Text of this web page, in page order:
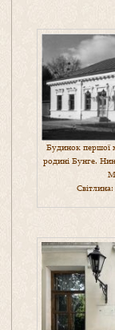
Будинок першої
родині Бунге.
Світлина: